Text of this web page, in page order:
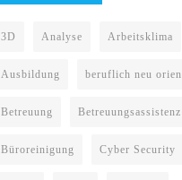
3D Analyse Arbeitsklima
Ausbildung beruflich neu
Betreuung Betreuungsassistenz
Büroreinigung Cyber Security